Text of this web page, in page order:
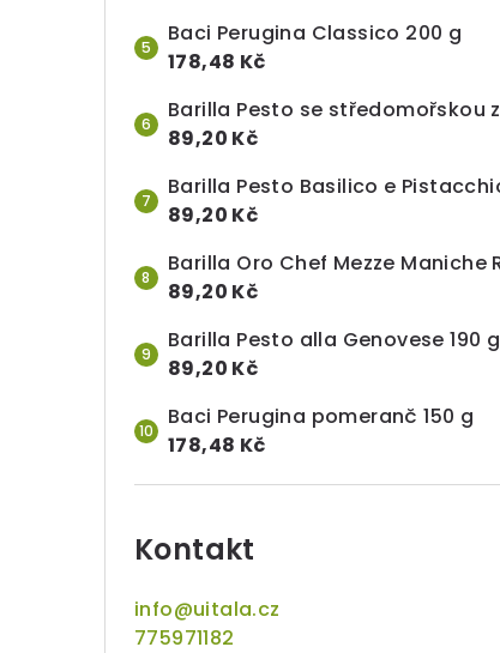
Baci Perugina Classico 200 g
178,48 Kč
89,20 Kč
89,20 Kč
89,20 Kč
Barilla Pesto alla Genovese 190 g
89,20 Kč
Baci Perugina pomeranč 150 g
178,48 Kč
Kontakt
info@uitala.cz
775971182